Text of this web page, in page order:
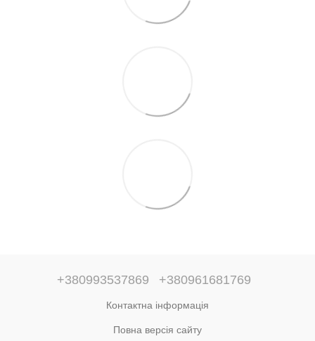
+380993537869 +380961681769
Контактна інформація
Повна версія сайту